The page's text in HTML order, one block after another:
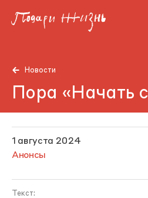
Новости
Пора «Начать
1 августа 2024
Анонсы
Текст: